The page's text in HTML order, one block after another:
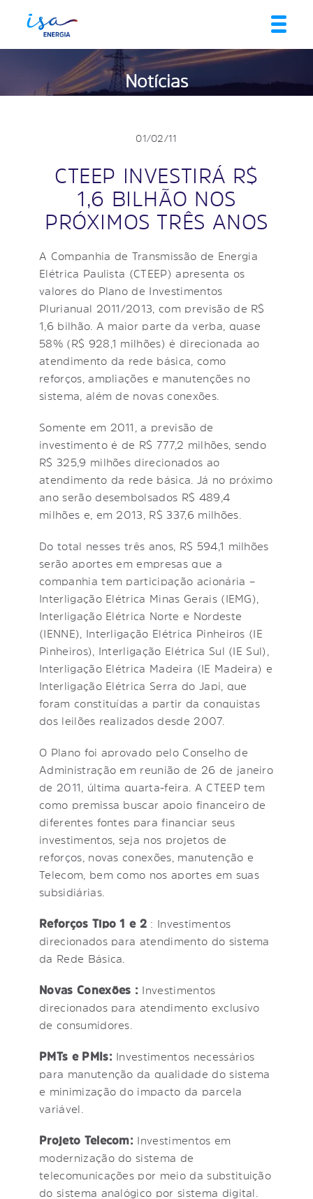
Notícias
01/02/11
CTEEP INVESTIRÁ R$
1,6 BILHÃO NOS
PRÓXIMOS TRÊS ANOS
A Companhia de Transmissão de Energia
Elétrica Paulista (CTEEP) apresenta os
valores do Plano de Investimentos
Plurianual 2011/2013, com previsão de R$
1,6 bilhão. A maior parte da verba, quase
58% (R$ 928,1 milhões) é direcionada ao
atendimento da rede básica, como
reforços, ampliações e manutenções no
sistema, além de novas conexões.
Somente em 2011, a previsão de
investimento é de R$ 777,2 milhões, sendo
R$ 325,9 milhões direcionados ao
atendimento da rede básica. Já no próximo
ano serão desembolsados R$ 489,4
milhões e, em 2013, R$ 337,6 milhões.
Do total nesses três anos, R$ 594,1 milhões
serão aportes em empresas que a
companhia tem participação acionária –
Interligação Elétrica Minas Gerais (IEMG),
Interligação Elétrica Norte e Nordeste
(IENNE), Interligação Elétrica Pinheiros (IE
Pinheiros), Interligação Elétrica Sul (IE Sul),
Interligação Elétrica Madeira (IE Madeira) e
Interligação Elétrica Serra do Japi, que
foram constituídas a partir da conquistas
dos leilões realizados desde 2007.
O Plano foi aprovado pelo Conselho de
Administração em reunião de 26 de janeiro
de 2011, última quarta-feira. A CTEEP tem
como premissa buscar apoio financeiro de
diferentes fontes para financiar seus
investimentos, seja nos projetos de
reforços, novas conexões, manutenção e
Telecom, bem como nos aportes em suas
subsidiárias.
Reforços Tipo 1 e 2 : Investimentos
direcionados para atendimento do sistema
da Rede Básica.
Novas Conexões : Investimentos
direcionados para atendimento exclusivo
de consumidores.
PMTs e PMIs: Investimentos necessários
para manutenção da qualidade do sistema
e minimização do impacto da parcela
variável.
Projeto Telecom: Investimentos em
modernização do sistema de
telecomunicações por meio da substituição
do sistema analógico por sistema digital.